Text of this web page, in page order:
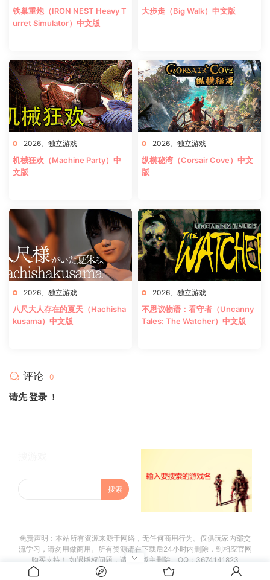
铁巢重炮（IRON NEST Heavy T
urret Simulator）中文版
大步走（Big Walk）中文版
2026、 独立游戏
机械狂欢（Machine Party）中
文版
2026、 独立游戏
纵横秘湾（Corsair Cove）中文
版
2026、 独立游戏
八尺大人存在的夏天（Hachisha
kusama）中文版
2026、 独立游戏
不思议物语：看守者（Uncanny
Tales: The Watcher）中文版
评论 0
请先登录 ！
免责声明：本站所有资源来源于网络，无任何商用行为。仅供玩家内部交
流学习，请勿用做商用。所有资源请在下载后24小时内删除，到相应官网
购买支持！ 如遇版权问题，请联系版主删除。QQ：3674141823